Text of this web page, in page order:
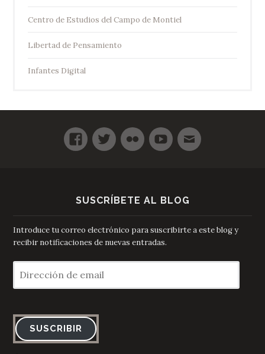
Centro de Estudios del Campo de Montiel
Libertad de Pensamiento
Infantes Digital
SUSCRÍBETE AL BLOG
Introduce tu correo electrónico para suscribirte a este blog y
recibir notificaciones de nuevas entradas.
de
email
SUSCRIBIR